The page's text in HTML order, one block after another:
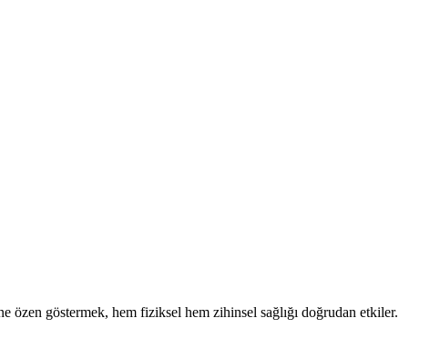
özen göstermek, hem fiziksel hem zihinsel sağlığı doğrudan etkiler.